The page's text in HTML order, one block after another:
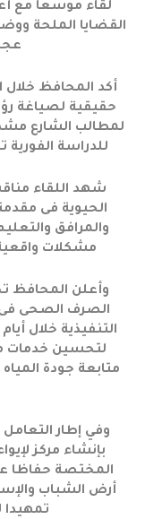
لقاء موسعا مع
القضايا الملحة
أكد المحافظ خلال
حقيقية لصياغة
لمطالب الشارع
للدراسة الفورية
شهد اللقاء
الحيوية فى
والمرافق
مشكلات
الصرف الصحى فى
التنفيذية خلال
لتحسين خدمات
متابعة جودة
وفي إطار
بإنشاء مركز
المختصة حفاظا
أرض الشباب
تمهيدا